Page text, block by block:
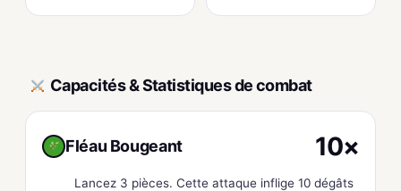
Capacités & Statistiques de combat
Fléau Bougeant 10×
Lancez 3 pièces. Cette attaque inflige 10 dégâts